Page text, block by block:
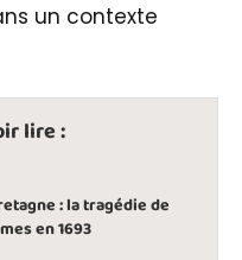
un contexte
lire :
: la tragédie de
en 1693